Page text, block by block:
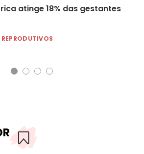
atinge 18% das gestantes